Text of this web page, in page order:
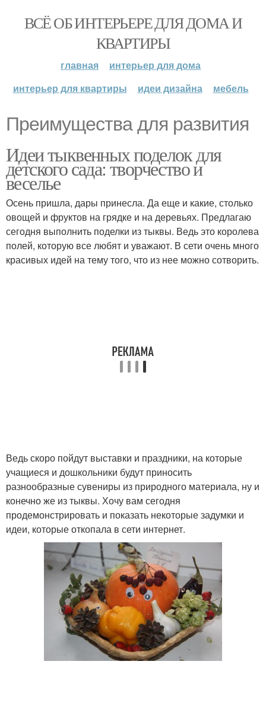
ВСЁ ОБ ИНТЕРЬЕРЕ ДЛЯ ДОМА И
КВАРТИРЫ
главная
интерьер для дома
интерьер для квартиры
идеи дизайна мебель
Преимущества для развития
Идеи тыквенных поделок для
детского сада: творчество и
веселье
Осень пришла, дары принесла. Да еще и какие, столько
овощей и фруктов на грядке и на деревьях. Предлагаю
сегодня выполнить поделки из тыквы. Ведь это королева
полей, которую все любят и уважают. В сети очень много
красивых идей на тему того, что из нее можно сотворить.
Ведь скоро пойдут выставки и праздники, на которые
учащиеся и дошкольники будут приносить
разнообразные сувениры из природного материала, ну и
конечно же из тыквы. Хочу вам сегодня
продемонстрировать и показать некоторые задумки и
идеи, которые откопала в сети интернет.